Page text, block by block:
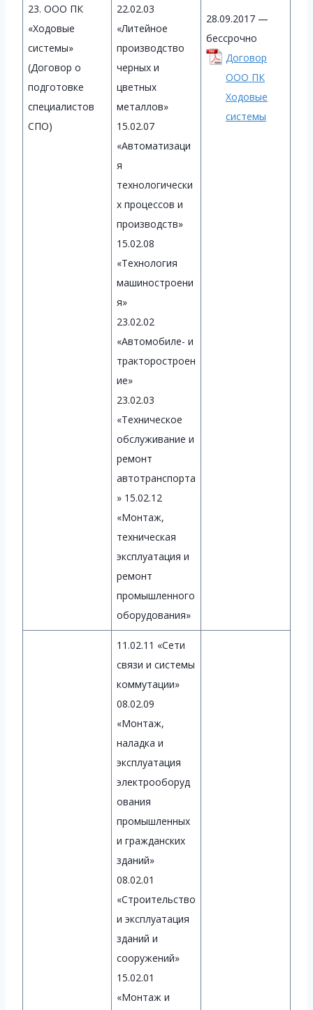
23. ООО ПК
«Ходовые
системы»
(Договор о
подготовке
специалистов
СПО)
22.02.03
«Литейное
производство
черных и
цветных
металлов»
15.02.07
«Автоматизаци
я
технологически
х процессов и
производств»
15.02.08
«Технология
машиностроени
я»
23.02.02
«Автомобиле- и
тракторостроен
ие»
23.02.03
«Техническое
обслуживание и
ремонт
автотранспорта
» 15.02.12
«Монтаж,
техническая
эксплуатация и
ремонт
промышленного
оборудования»
28.09.2017 —
бессрочно
Договор
ООО ПК
Ходовые
системы
11.02.11 «Сети
связи и системы
коммутации»
08.02.09
«Монтаж,
наладка и
эксплуатация
электрооборуд
ования
промышленных
и гражданских
зданий»
08.02.01
«Строительство
и эксплуатация
зданий и
сооружений»
15.02.01
«Монтаж и